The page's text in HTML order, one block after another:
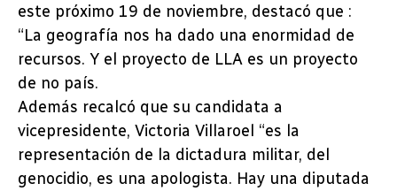
este próximo 19 de noviembre, destacó que :
“La geografía nos ha dado una enormidad de
recursos. Y el proyecto de LLA es un proyecto
de no país.
Además recalcó que su candidata a
vicepresidente, Victoria Villaroel “es la
representación de la dictadura militar, del
genocidio, es una apologista. Hay una diputada